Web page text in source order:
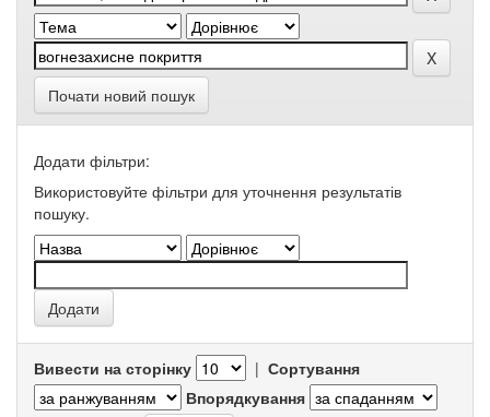
Почати новий пошук
Додати фільтри:
Використовуйте фільтри для уточнення результатів
пошуку.
Вивести на сторінку | Сортування
Впорядкування